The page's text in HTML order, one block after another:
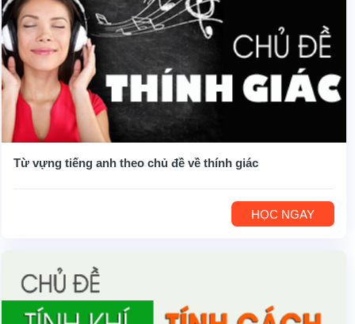
Từ vựng tiếng anh theo chủ đề về thính giác
HỌC NGAY